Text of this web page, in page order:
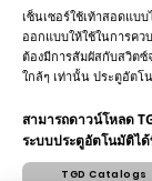
เซ็นเซอร์ใช้เท้าสอดแบ
ออกแบบให้ใช้ในการคว
ต้องมีการสัมผัสกับสวิตซ์
ใกล้ๆ เท่านั้น ประตูอัตโ
สามารถดาวน์โหลด
ระบบประตูอัตโนมัติไ
TGD Catalogs